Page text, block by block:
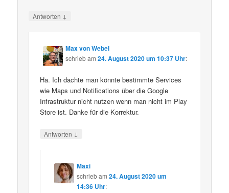
Antworten ↓
Max von Webel
schriebam24. August 2020 um 10:37 Uhr:
Ha. Ich dachte man könnte bestimmte Services
wie Maps und Notifications über die Google
Infrastruktur nicht nutzen wenn man nicht im Play
Store ist. Danke für die Korrektur.
Antworten ↓
Maxi
schriebam24. August 2020 um
14:36 Uhr: